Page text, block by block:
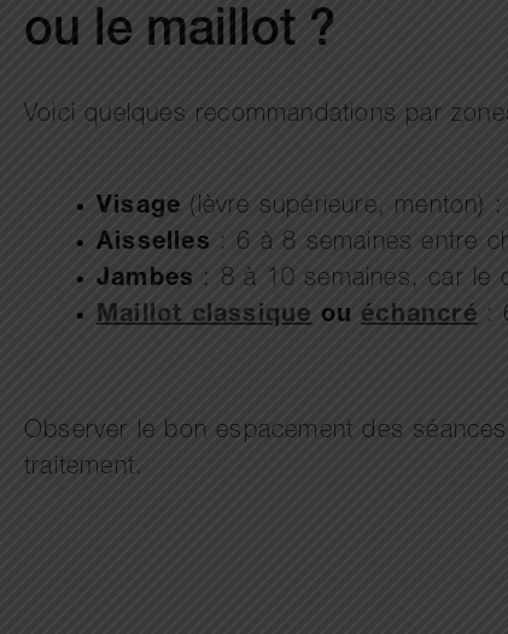
ou le maillot ?
Voici quelques recommandations par
Visage (lèvre supérieure, menton)
Aisselles : 6 à 8 semaines entre
Jambes : 8 à 10 semaines, car le
Maillot classiqueouéchancré:
Observer le bon espacement des
traitement.